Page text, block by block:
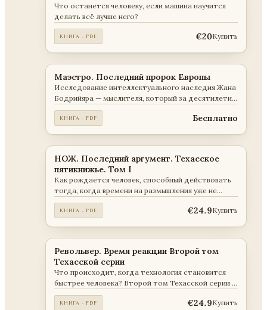
Что останется человеку, если машина научится
делать всё лучше него?
КНИГА · PDF €20Купить
Маэстро. Последний пророк Европы
Исследование интеллектуального наследия Жана
Бодрийяра — мыслителя, который за десятилетия
до событий описал современный мир.
КНИГА · PDF Бесплатно
НОЖ. Последний аргумент. Техасское
пятикнижье. Том I
Как рождается человек, способный действовать
тогда, когда времени на размышления уже не
остаётся.
КНИГА · PDF €24.9Купить
Револьвер. Время реакции Второй том
Техасской серии
Что происходит, когда технология становится
быстрее человека? Второй том Техасской серии о
том, как семь десятых секунды изменили не
только оружие, но и само представление человека
КНИГА · PDF €24.9Купить